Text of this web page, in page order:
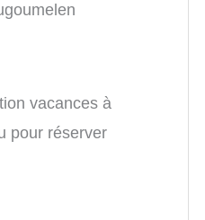
vacances à
pour réserver